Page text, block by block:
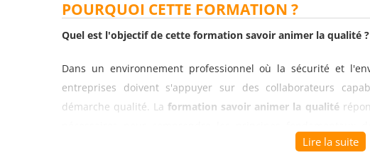
POURQUOI CETTE FORMATION ?
Quel est l'objectif de cette formation savoir animer la qualité ?
Dans un environnement professionnel où la sécurité et
entreprises doivent s'appuyer sur des collaborateurs
démarche qualité. La formation savoir animer la qualité
Lire la suite